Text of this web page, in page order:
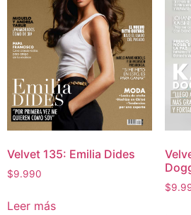
Velvet 135: Emilia Dides
$9.990
Leer más
$